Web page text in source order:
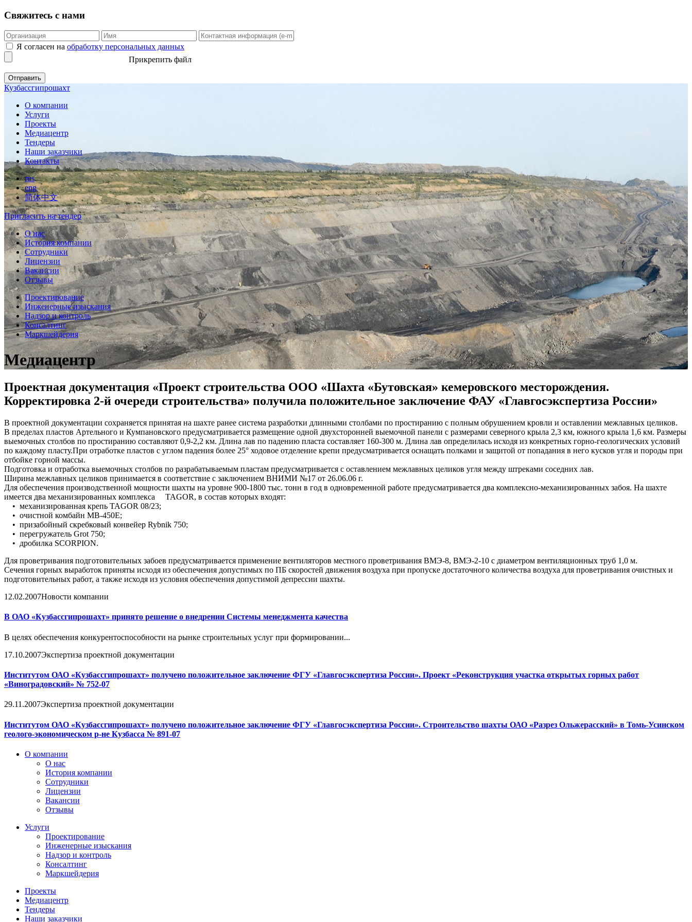
Свяжитесь с нами
Я согласен на обработку персональных данных
Прикрепить файл
Кузбассгипрошахт
О компании
Услуги
Проекты
Медиацентр
Тендеры
Наши заказчики
Контакты
rus
eng
简体中文
Пригласить на тендер
О нас
История компании
Сотрудники
Лицензии
Вакансии
Отзывы
Проектирование
Инженерные изыскания
Надзор и контроль
Консалтинг
Маркшейдерия
Медиацентр
Проектная документация «Проект строительства ООО «Шахта «Бутовская» кемеровского месторождения.
Корректировка 2-й очереди строительства» получила положительное заключение ФАУ «Главгосэкспертиза России»
В проектной документации сохраняется принятая на шахте ранее система разработки длинными столбами по простиранию с полным обрушением кровли и оставлении межлавных целиков.
В пределах пластов Артельного и Кумпановского предусматривается размещение одной двухсторонней выемочной панели с размерами северного крыла 2,3 км, южного крыла 1,6 км. Размеры
выемочных столбов по простиранию составляют 0,9-2,2 км. Длина лав по падению пласта составляет 160-300 м. Длина лав определилась исходя из конкретных горно-геологических условий
по каждому пласту.При отработке пластов с углом падения более 25° ходовое отделение крепи предусматривается оснащать полками и защитой от попадания в него кусков угля и породы при
отбойке горной массы.
Подготовка и отработка выемочных столбов по разрабатываемым пластам предусматривается с оставлением межлавных целиков угля между штреками соседних лав.
Ширина межлавных целиков принимается в соответствие с заключением ВНИМИ №17 от 26.06.06 г.
Для обеспечения производственной мощности шахты на уровне 900-1800 тыс. тонн в год в одновременной работе предусматривается два комплексно-механизированных забоя. На шахте
имеется два механизированных комплекса TAGOR, в состав которых входят:
• механизированная крепь TAGOR 08/23;
• очистной комбайн МВ-450Е;
• призабойный скребковый конвейер Rybnik 750;
• перегружатель Grot 750;
• дробилка SCORPION.
Для проветривания подготовительных забоев предусматривается применение вентиляторов местного проветривания ВМЭ-8, ВМЭ-2-10 с диаметром вентиляционных труб 1,0 м.
Сечения горных выработок приняты исходя из обеспечения допустимых по ПБ скоростей движения воздуха при пропуске достаточного количества воздуха для проветривания очистных и
подготовительных работ, а также исходя из условия обеспечения допустимой депрессии шахты.
12.02.2007Новости компании
В ОАО «Кузбассгипрошахт» принято решение о внедрении Системы менеджмента качества
В целях обеспечения конкурентоспособности на рынке строительных услуг при формировании...
17.10.2007Экспертиза проектной документации
Институтом ОАО «Кузбассгипрошахт» получено положительное заключение ФГУ «Главгосэкспертиза России». Проект «Реконструкция участка открытых горных работ
«Виноградовский» № 752-07
29.11.2007Экспертиза проектной документации
Институтом ОАО «Кузбассгипрошахт» получено положительное заключение ФГУ «Главгосэкспертиза России». Строительство шахты ОАО «Разрез Ольжерасский» в Томь-Усинском
геолого-экономическом р-не Кузбасса № 891-07
О компании
О нас
История компании
Сотрудники
Лицензии
Вакансии
Отзывы
Услуги
Проектирование
Инженерные изыскания
Надзор и контроль
Консалтинг
Маркшейдерия
Проекты
Медиацентр
Тендеры
Наши заказчики